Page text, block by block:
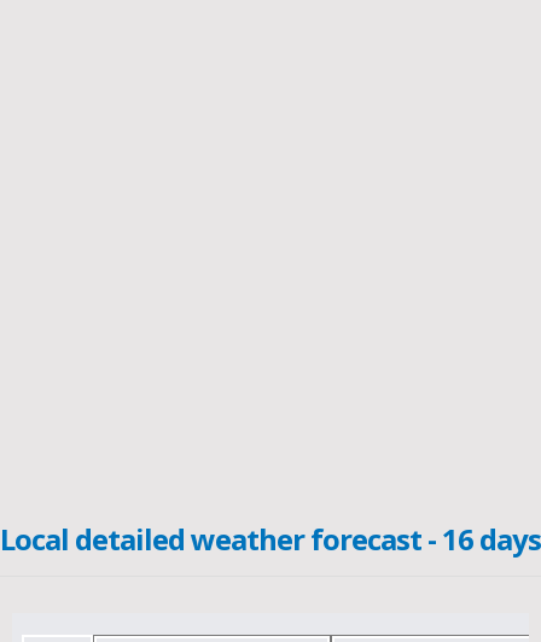
Local detailed weather forecast - 16 days